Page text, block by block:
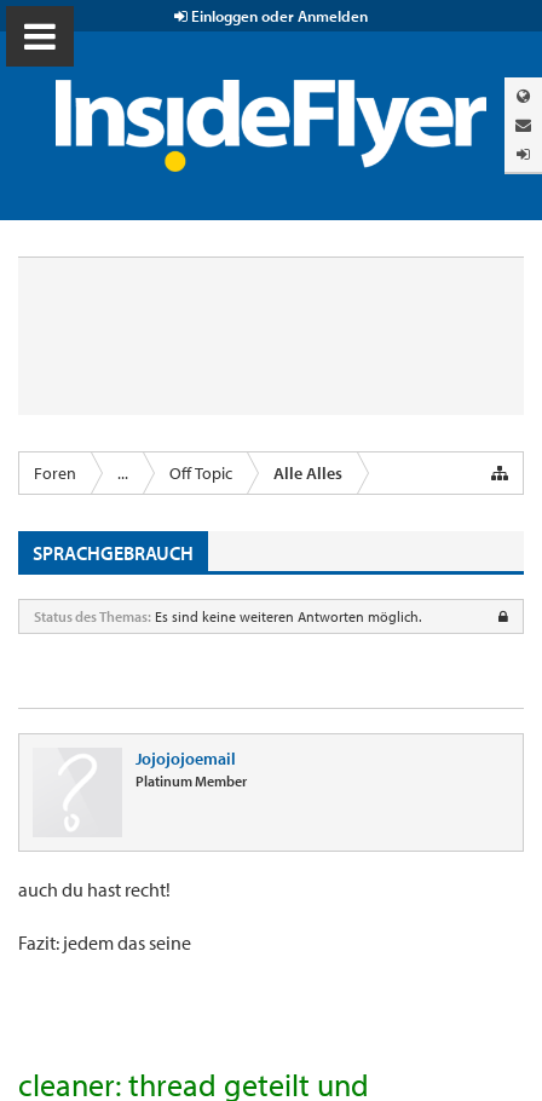
Einloggen oder Anmelden
Foren ... Off Topic Alle Alles
SPRACHGEBRAUCH
Status des Themas: Es sind keine weiteren Antworten möglich.
Jojojojoemail
Platinum Member
auch du hast recht!
Fazit: jedem das seine
cleaner: thread geteilt und